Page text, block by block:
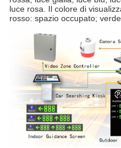
luce rosa. Il colore di
rosso: spazio occupato;